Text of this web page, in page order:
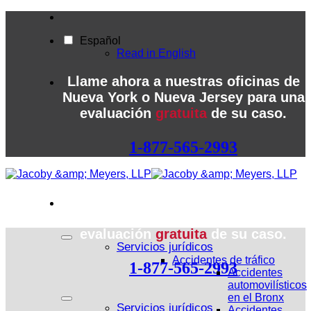
contenido
Español
Read in English
Llame ahora a nuestras oficinas de
Nueva York o Nueva Jersey para una
evaluación gratuitade su caso.
1-877-565-2993
evaluación gratuitade su caso.
1-877-565-2993
Servicios jurídicos
Servicios jurídicos
Accidentes de tráfico
Accidentes
automovilísticos
en el Bronx